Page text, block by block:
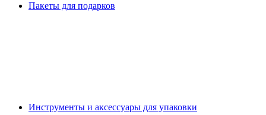
Пакеты для подарков
Инструменты и аксессуары для упаковки